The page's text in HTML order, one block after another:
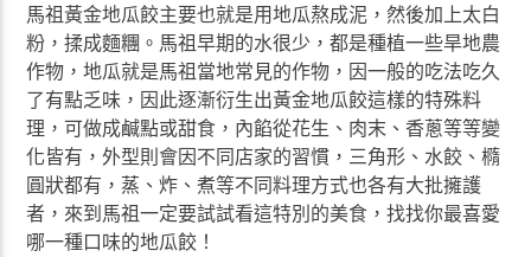
馬祖黃金地瓜餃主要也就是用地瓜熬成泥，然後加上太白
粉，揉成麵糰。馬祖早期的水很少，都是種植一些旱地農
作物，地瓜就是馬祖當地常見的作物，因一般的吃法吃久
了有點乏味，因此逐漸衍生出黃金地瓜餃這樣的特殊料
理，可做成鹹點或甜食，內餡從花生、肉末、香蔥等等變
化皆有，外型則會因不同店家的習慣，三角形、水餃、橢
圓狀都有，蒸、炸、煮等不同料理方式也各有大批擁護
者，來到馬祖一定要試試看這特別的美食，找找你最喜愛
哪一種口味的地瓜餃！